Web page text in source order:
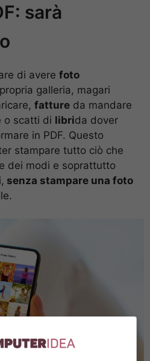
sarà
di avere foto
galleria, magari
fatture da mandare
o scatti di librida dover
in PDF. Questo
stampare tutto ciò che
dei modi e soprattutto
senza stampare una foto